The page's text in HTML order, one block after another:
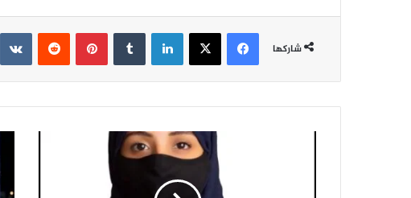
شاركها
فيسبوك ‫X لينكدإن بينتيريست
ا